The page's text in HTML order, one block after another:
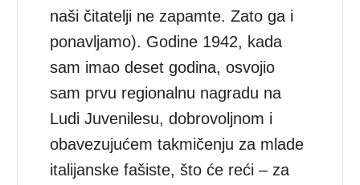
naši čitatelji ne zapamte. Zato ga i
ponavljamo). Godine 1942, kada
sam imao deset godina, osvojio
sam prvu regionalnu nagradu na
Ludi Juvenilesu, dobrovoljnom i
obavezujućem takmičenju za mlade
italijanske fašiste, što će reći – za